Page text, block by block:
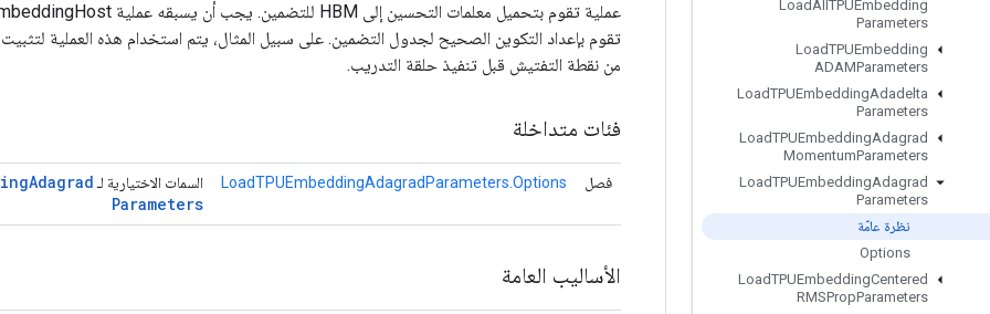
LoadAll TPUEmbedding
Parameters
LoadTPUEmbedding
ADAMParameters
LoadTPUEmbeddingAdadelta
Parameters
LoadTPUEmbeddingAdagrad
MomentumParameters
LoadTPUEmbeddingAdagrad
Parameters
نظرة عامّة
Options
LoadTPUEmbeddingCentered
RMSPropParameters
تقوم بإعداد التكوين الصحيح لجدول التضمين. على سبيل المثال، يتم استخدام هذه العملية لتثبيت
من نقطة التفتيش قبل تنفيذ حلقة التدريب.
فئات متداخلة
فصل LoadTPUEmbeddingAdagradParameters.Options السمات الاختيارية لـ Adagrad
Parameters
الأساليب العامة